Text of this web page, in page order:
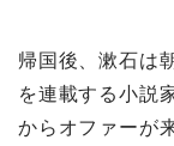
帰国後、漱石は
を連載する小説
からオファーが